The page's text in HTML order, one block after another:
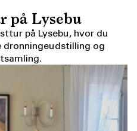
på Lysebu
på Lysebu, hvor du
dronningeudstilling og